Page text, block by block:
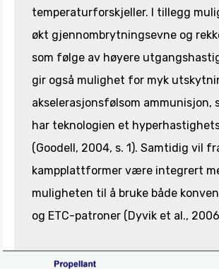
temperaturforskjeller. I tillegg
økt gjennombrytningsevne og
som følge av høyere
gir også mulighet for myk
akselerasjonsfølsom ammunisjon,
har teknologien et
(Goodell, 2004, s. 1). Samtidig vil
kampplattformer være integrert
muligheten til å bruke både
og ETC-patroner (Dyvik et al.,